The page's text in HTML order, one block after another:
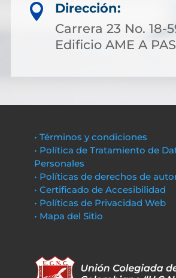

Dirección:
Carrera 23 No. 18-
Edificio AME A
• Términos y condiciones
• Política de Tratamiento de
Personales
• Políticas de derechos de
• Certificado de Accesibilidad
• Políticas de Privacidad Web
• Mapa del Sitio